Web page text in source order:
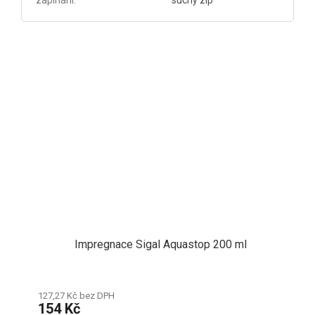
Impregnace Sigal Aquastop 200 ml
127,27 Kč bez DPH
154 Kč